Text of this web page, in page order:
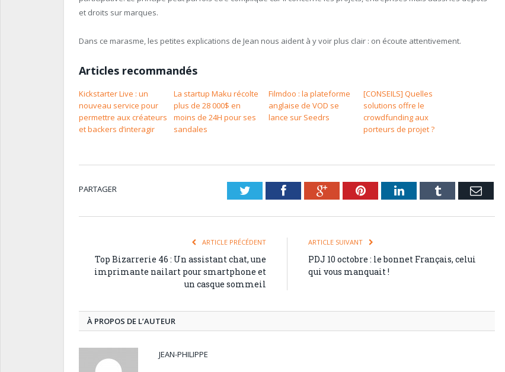
et droits sur marques.
Dans ce marasme, les petites explications de Jean nous aident à y voir plus clair : on écoute attentivement.
Articles recommandés
Kickstarter Live : un
nouveau service pour
permettre aux créateurs
et backers d’interagir
La startup Maku récolte
plus de 28 000$ en
moins de 24H pour ses
sandales
Filmdoo : la plateforme
anglaise de VOD se
lance sur Seedrs
[CONSEILS] Quelles
solutions offre le
crowdfunding aux
porteurs de projet ?
PARTAGER TwitterFacebookGoogle+PinterestLinkedInTumblr Email
ARTICLE PRÉCÉDENT
Top Bizarrerie 46 : Un assistant chat, une
imprimante nailart pour smartphone et
un casque sommeil
ARTICLE SUIVANT
PDJ 10 octobre : le bonnet Français, celui
qui vous manquait !
À PROPOS DE L’AUTEUR
JEAN-PHILIPPE